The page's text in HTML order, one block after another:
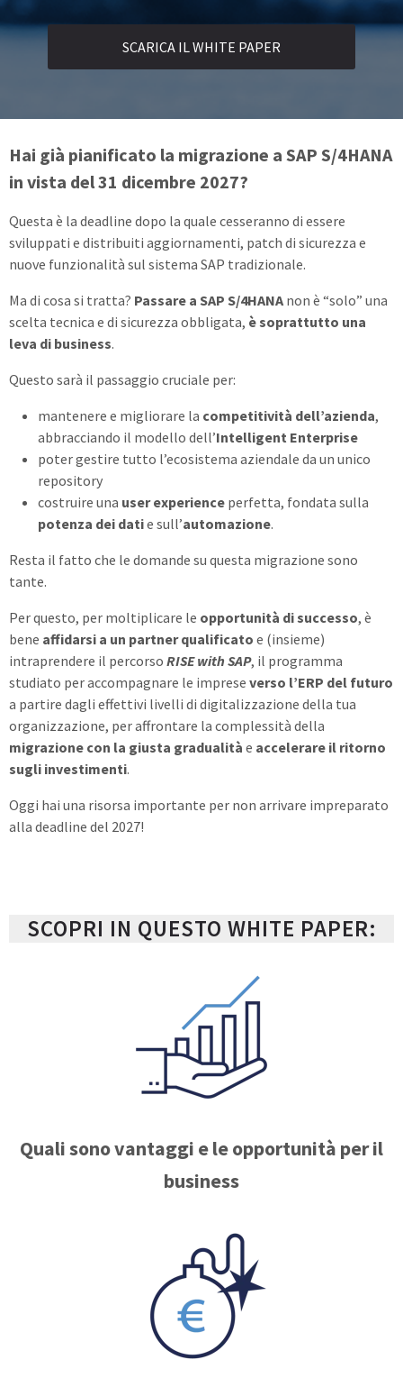
SCARICA IL WHITE PAPER
Hai già pianificato la migrazione a SAP S/4HANA
in vista del 31 dicembre 2027?
Questa è la deadline dopo la quale cesseranno di essere
sviluppati e distribuiti aggiornamenti, patch di sicurezza e
nuove funzionalità sul sistema SAP tradizionale.
Ma di cosa si tratta? Passare a SAP S/4HANA non è “solo” una
scelta tecnica e di sicurezza obbligata, è soprattutto una
leva di business.
Questo sarà il passaggio cruciale per:
mantenere e migliorare la competitività dell’azienda,
abbracciando il modello dell’Intelligent Enterprise
poter gestire tutto l’ecosistema aziendale da un unico
repository
costruire una user experience perfetta, fondata sulla
potenza dei datie sull’automazione.
Resta il fatto che le domande su questa migrazione sono
tante.
Per questo, per moltiplicare le opportunità di successo, è
bene affidarsi a un partner qualificato e (insieme)
intraprendere il percorso RISE with SAP, il programma
studiato per accompagnare le imprese verso l’ERP del futuro
a partire dagli effettivi livelli di digitalizzazione della tua
organizzazione, per affrontare la complessità della
migrazione con la giusta gradualità e accelerare il ritorno
sugli investimenti.
Oggi hai una risorsa importante per non arrivare impreparato
alla deadline del 2027!
SCOPRI IN QUESTO WHITE PAPER:
Quali sono vantaggi e le opportunità per il
business